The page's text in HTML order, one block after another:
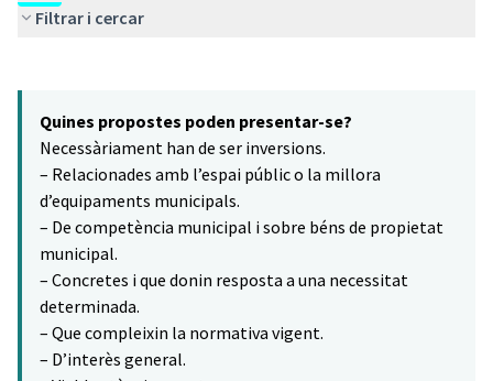
Filtrar i cercar
−
Quines propostes poden presentar-se?
Necessàriament han de ser inversions.
– Relacionades amb l’espai públic o la millora
d’equipaments municipals.
– De competència municipal i sobre béns de propietat
municipal.
– Concretes i que donin resposta a una necessitat
determinada.
– Que compleixin la normativa vigent.
– D’interès general.